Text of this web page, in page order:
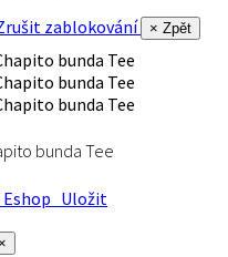
zablokování
× Zpět
bunda Tee
Uložit